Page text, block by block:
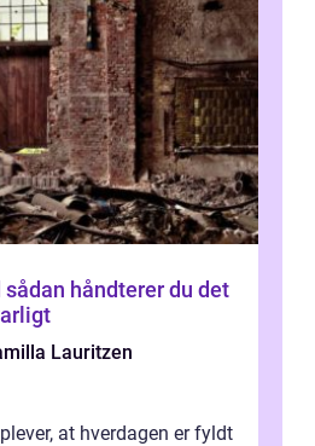
Lauritzen
at hverdagen er fyldt